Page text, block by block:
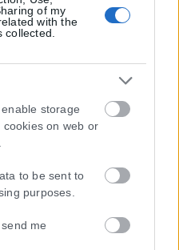
of my
with the
collected.
storage
on web or
to be sent to
purposes.
me